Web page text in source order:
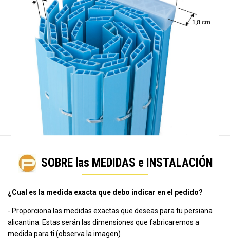
SOBRE las MEDIDAS e INSTALACIÓN
¿Cual es la medida exacta que debo indicar en el pedido?
- Proporciona las medidas exactas que deseas para tu persiana
alicantina. Estas serán las dimensiones que fabricaremos a
medida para ti (observa la imagen)